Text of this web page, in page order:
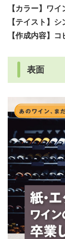
【カラー】ワイ
【テイスト】シ
【作成内容】
表面